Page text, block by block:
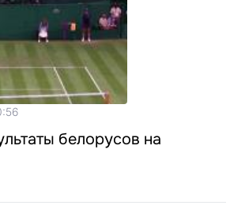
белорусов на